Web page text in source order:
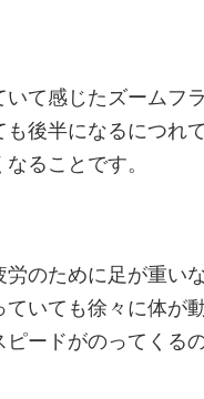
いて感じたズームフ
も後半になるにつれ
ることです。
労のために足が重い
ていても徐々に体が
ピードがのってくる